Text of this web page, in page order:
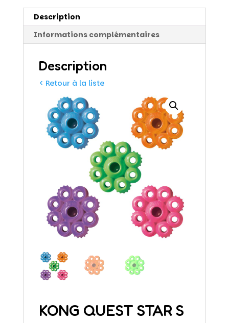
Description
Informations complémentaires
Description
< Retour à la liste
KONG QUEST STAR S